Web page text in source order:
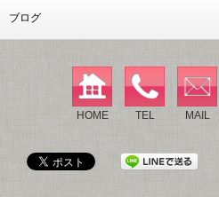
ブログ
HOME TEL MAIL